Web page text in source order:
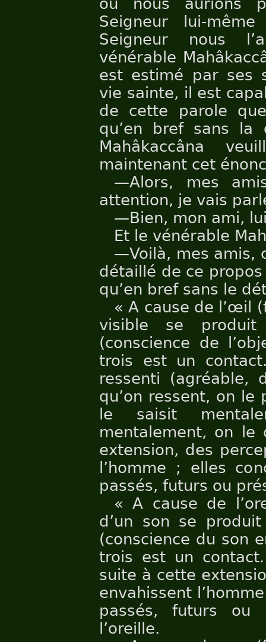
où nous aurions
Seigneur lui-
Seigneur nous
vénérable
est estimé par ses
vie sainte, il est
de cette parole
qu’en bref sans la
Mahâkaccâna
maintenant cet
—Alors, mes
attention, je vais
—Bien, mon ami,
Et le vénérable
—Voilà, mes amis,
détaillé de ce
qu’en bref sans le
« A cause de l’œil
visible se produit
(conscience de
trois est un
ressenti (agréable,
qu’on ressent, on le
le saisit
mentalement, on le
extension, des
l’homme ; elles
passés, futurs ou
« A cause de
d’un son se
(conscience du son
trois est un
suite à cette
envahissent
passés, futurs ou
l’oreille.